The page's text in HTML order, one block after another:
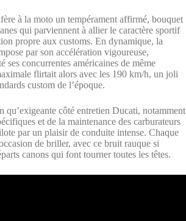
à la moto un tempérament affirmé, bouquet
qui parviennent à allier le caractère sportif
propre aux customs. En dynamique, la
par son accélération vigoureuse,
ses concurrentes américaines de même
flirtait alors avec les 190 km/h, un joli
custom de l’époque.
qu’exigeante côté entretien Ducati, notamment
et de la maintenance des carburateurs
par un plaisir de conduite intense. Chaque
de briller, avec ce bruit rauque si
canons qui font tourner toutes les têtes.